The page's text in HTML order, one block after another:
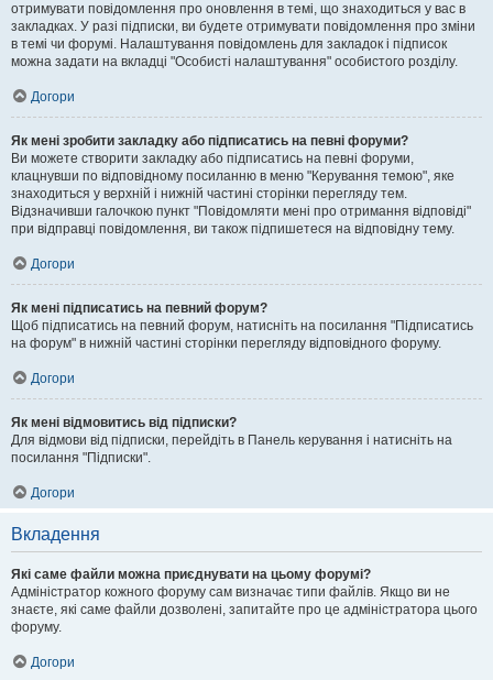
отримувати повідомлення про оновлення в темі, що знаходиться у вас в
закладках. У разі підписки, ви будете отримувати повідомлення про зміни
в темі чи форумі. Налаштування повідомлень для закладок і підписок
можна задати на вкладці "Особисті налаштування" особистого розділу.
Догори
Як мені зробити закладку або підписатись на певні форуми?
Ви можете створити закладку або підписатись на певні форуми,
клацнувши по відповідному посиланню в меню "Керування темою", яке
знаходиться у верхній і нижній частині сторінки перегляду тем.
Відзначивши галочкою пункт "Повідомляти мені про отримання відповіді"
при відправці повідомлення, ви також підпишетеся на відповідну тему.
Догори
Як мені підписатись на певний форум?
Щоб підписатись на певний форум, натисніть на посилання "Підписатись
на форум" в нижній частині сторінки перегляду відповідного форуму.
Догори
Як мені відмовитись від підписки?
Для відмови від підписки, перейдіть в Панель керування і натисніть на
посилання "Підписки".
Догори
Вкладення
Які саме файли можна приєднувати на цьому форумі?
Адміністратор кожного форуму сам визначає типи файлів. Якщо ви не
знаєте, які саме файли дозволені, запитайте про це адміністратора цього
форуму.
Догори